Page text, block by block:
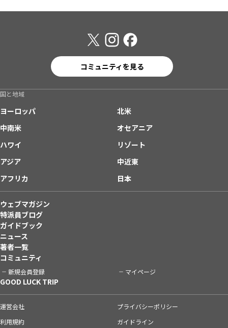
コミュニティを見る
国と地域
ヨーロッパ
北米
中南米
オセアニア
ハワイ
リゾート
アジア
中近東
アフリカ
日本
ウェブマガジン
特派員ブログ
ガイドブック
ニュース
著者一覧
コミュニティ
新規会員登録 マイページ
GOOD LUCK TRIP
運営会社
プライバシーポリシー
利用規約
ガイドライン